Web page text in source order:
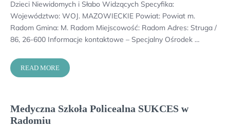
Dzieci Niewidomych i Słabo Widzących Specyfika:
Województwo: WOJ. MAZOWIECKIE Powiat: Powiat m.
Radom Gmina: M. Radom Miejscowość: Radom Adres: Struga /
86, 26-600 Informacje kontaktowe – Specjalny Ośrodek …
READ MORE
Medyczna Szkoła Policealna SUKCES w
Radomiu